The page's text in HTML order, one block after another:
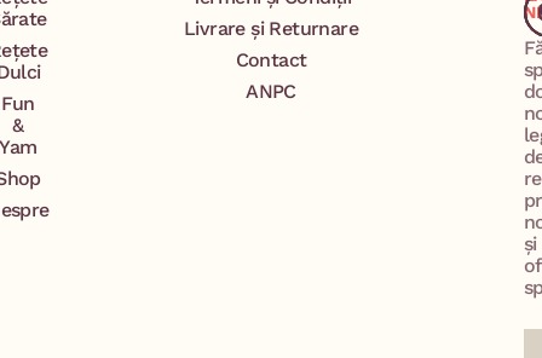
Fun
&
Yam
Livrare și Returnare
Contact
ANPC
și